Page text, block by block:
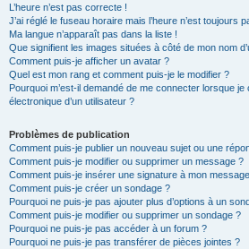
L’heure n’est pas correcte !
J’ai réglé le fuseau horaire mais l’heure n’est toujours
Ma langue n’apparaît pas dans la liste !
Que signifient les images situées à côté de mon nom
Comment puis-je afficher un avatar ?
Quel est mon rang et comment puis-je le modifier ?
Pourquoi m’est-il demandé de me connecter lorsque
électronique d’un utilisateur ?
Problèmes de publication
Comment puis-je publier un nouveau sujet ou une
Comment puis-je modifier ou supprimer un message ?
Comment puis-je insérer une signature à mon
Comment puis-je créer un sondage ?
Pourquoi ne puis-je pas ajouter plus d’options à un
Comment puis-je modifier ou supprimer un sondage ?
Pourquoi ne puis-je pas accéder à un forum ?
Pourquoi ne puis-je pas transférer de pièces jointes ?